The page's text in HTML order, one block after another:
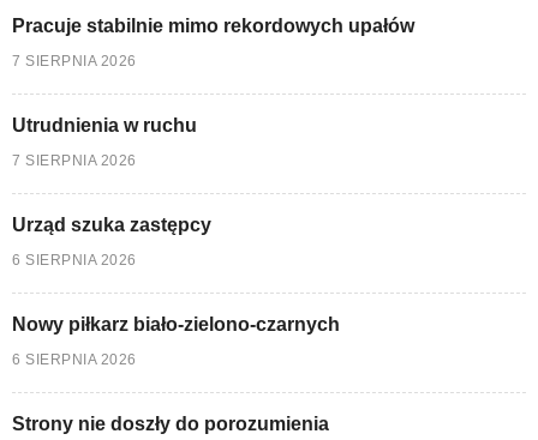
Pracuje stabilnie mimo rekordowych upałów
7 SIERPNIA 2026
Utrudnienia w ruchu
7 SIERPNIA 2026
Urząd szuka zastępcy
6 SIERPNIA 2026
Nowy piłkarz biało-zielono-czarnych
6 SIERPNIA 2026
Strony nie doszły do porozumienia